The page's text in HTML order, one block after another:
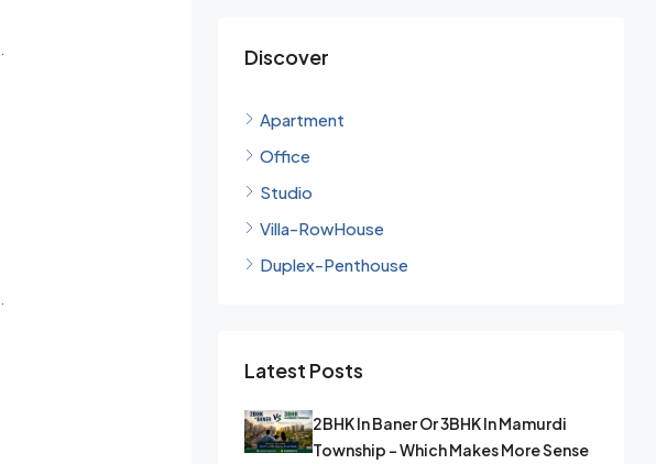
Discover
Apartment
Office
Studio
Villa-RowHouse
Duplex-Penthouse
Latest Posts
2BHK In Baner Or 3BHK In Mamurdi
Township – Which Makes More Sense